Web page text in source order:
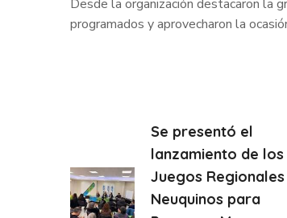
Desde la organización destacaron la
programados y aprovecharon la
Se presentó el
lanzamiento de los
Juegos Regionales
Neuquinos para